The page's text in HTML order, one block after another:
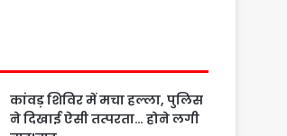
कांवड़ शिविर में मचा हल्ला, पुलिस
ने दिखाई ऐसी तत्परता… होने लगी